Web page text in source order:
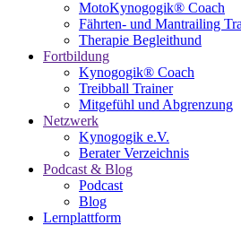
MotoKynogogik® Coach
Fährten- und Mantrailing
Therapie Begleithund
Fortbildung
Kynogogik® Coach
Treibball Trainer
Mitgefühl und Abgrenzung
Netzwerk
Kynogogik e.V.
Berater Verzeichnis
Podcast & Blog
Podcast
Blog
Lernplattform